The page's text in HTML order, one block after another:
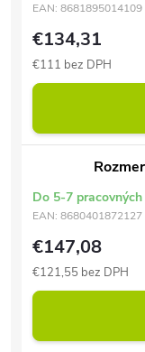
EAN: 8681895014109
€134,31
€111 bez DPH
Do 5-7
EAN: 8680401872127
€147,08
€121,55 bez DPH